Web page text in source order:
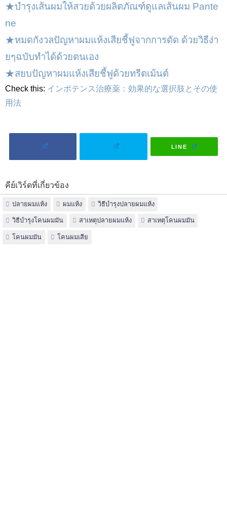
★บำรุงเส้นผมให้สวยด้วยผลิตภัณฑ์ดูแลเส้นผม Pante
ne
★หมดกังวลปัญหาผมแห้งเสียชี้ฟูจากการดัด ด้วยวิธีง่า
ยๆฉบับทำได้ด้วยตนเอง
★สยบปัญหาผมแห้งเสียชี้ฟูด้วยทรีตเม้นต์
Check this: インポテンス治療薬：効果的な選択肢とその使
用法
LINE
คีย์เวิร์ดที่เกี่ยวข้อง
ปลายผมแห้ง ผมแห้ง วิธีบำรุงปลายผมแห้ง
วิธีบำรุงโคนผมมัน สาเหตุปลายผมแห้ง สาเหตุโคนผมมัน
โคนผมมัน โคนผมเสีย